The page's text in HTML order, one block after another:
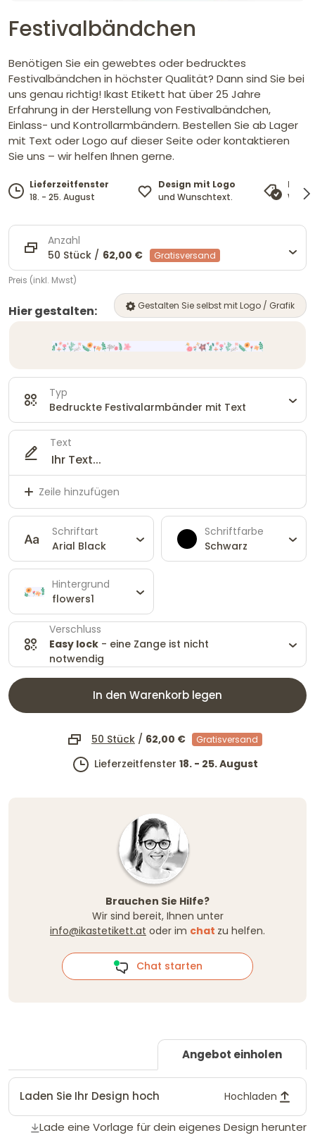
Festivalbändchen
Benötigen Sie ein gewebtes oder bedrucktes
Festivalbändchen in höchster Qualität? Dann sind Sie bei
uns genau richtig! Ikast Etikett hat über 25 Jahre
Erfahrung in der Herstellung von Festivalbändchen,
Einlass- und Kontrollarmbändern. Bestellen Sie ab Lager
mit Text oder Logo auf dieser Seite oder kontaktieren
Sie uns – wir helfen Ihnen gerne.
Lieferzeitfenster
18. - 25. August
Design mit Logo
und Wunschtext.
Wir
Anzahl
50 Stück / 62,00 € Gratisversand
Preis (inkl. Mwst)
Hier gestalten: Gestalten Sie selbst mit Logo / Grafik
Typ
Bedruckte Festivalarmbänder mit Text
Text
Zeile hinzufügen
Schriftart
Arial Black
Schriftfarbe
Schwarz
Hintergrund
flowers1
Verschluss
Easy lock - eine Zange ist nicht
notwendig
In den Warenkorb legen
50 Stück / 62,00 € Gratisversand
Lieferzeitfenster 18. - 25. August
Brauchen Sie Hilfe?
Wir sind bereit, Ihnen unter
info@ikastetikett.at oder im chat zu helfen.
Chat starten
Angebot einholen
Laden Sie Ihr Design hoch Hochladen
Lade eine Vorlage für dein eigenes Design herunter